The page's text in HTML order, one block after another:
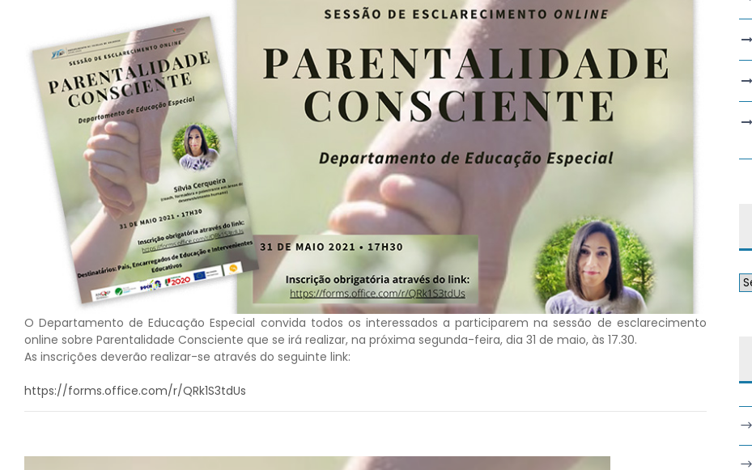
O Departamento de Educação Especial convida todos os interessados a participarem na sessão de esclarecimento
online sobre Parentalidade Consciente que se irá realizar, na próxima segunda-feira, dia 31 de maio, às 17.30.
As inscrições deverão realizar-se através do seguinte link:
https://forms.office.com/r/QRk1S3tdUs